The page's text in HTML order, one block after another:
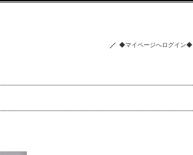
◆マイページへログイン◆